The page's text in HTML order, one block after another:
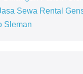
Sewa Rental
Sleman